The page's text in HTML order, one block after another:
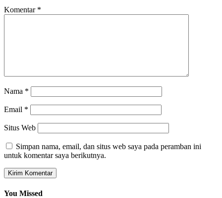
Komentar *
Nama *
Email *
Situs Web
Simpan nama, email, dan situs web saya pada peramban ini
untuk komentar saya berikutnya.
You Missed